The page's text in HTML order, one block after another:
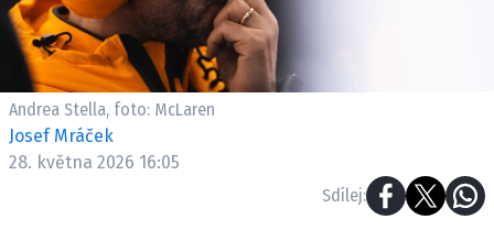
SLEDUJTE NÁS NA
ETICKÝ KODEX
KONTAKT
OSOBNÍ ÚDAJE / COOKIES
Andrea Stella, foto: McLaren
Josef Mráček
28. května 2026 16:05
Sdílej: